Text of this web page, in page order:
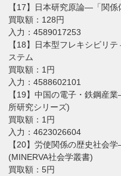
【17】日本研究原論―「関
買取額：128円
入力：4589017253
【18】日本型フレキシビリ
ステム
買取額：1円
入力：4588602101
【19】中国の電子・鉄鋼産
所研究シリーズ)
買取額：1円
入力：4623026604
【20】労使関係の歴史社会
(MINERVA社会学叢書)
買取額：5円